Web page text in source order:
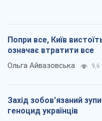
Попри все, Київ
означає втратити все
Ольга Айвазовська 9,6
Захід зобов'язаний
геноцид українців